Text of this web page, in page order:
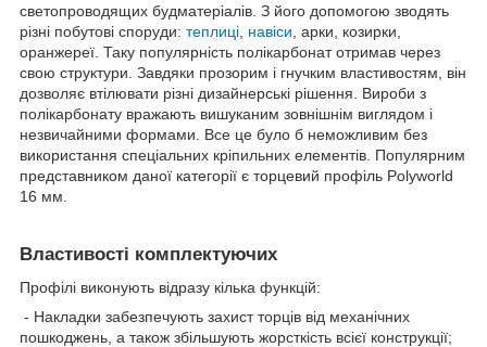
светопроводящих будматеріалів. З його допомогою зводять
різні побутові споруди: теплиці навіси , арки, козирки,
оранжереї. Таку популярність полікарбонат отримав через
свою структури. Завдяки прозорим і гнучким властивостям, він
дозволяє втілювати різні дизайнерські рішення. Вироби з
полікарбонату вражають вишуканим зовнішнім виглядом і
незвичайними формами. Все це було б неможливим без
використання спеціальних кріпильних елементів. Популярним
представником даної категорії є торцевий профіль Polyworld
16 мм.
Властивості комплектуючих
Профілі виконують відразу кілька функцій:
- Накладки забезпечують захист торців від механічних
пошкоджень, а також збільшують жорсткість всієї конструкції;